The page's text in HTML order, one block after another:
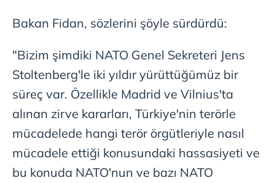
Bakan Fidan, sözlerini şöyle sürdürdü:
"Bizim şimdiki NATO Genel Sekreteri Jens
Stoltenberg'le iki yıldır yürüttüğümüz bir
süreç var. Özellikle Madrid ve Vilnius'ta
alınan zirve kararları, Türkiye'nin terörle
mücadelede hangi terör örgütleriyle nasıl
mücadele ettiği konusundaki hassasiyeti ve
bu konuda NATO'nun ve bazı NATO